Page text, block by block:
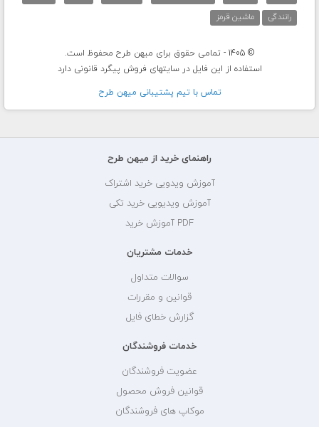
رانندگی
ماشین قرمز
© 1405 - تمامی حقوق برای میهن طرح محفوظ است.
استفاده از این فایل در سایتهای فروش پیگرد قانونی دارد
تماس با تيم پشتيبانی ميهن طرح
راهنمای خرید از میهن طرح
آموزش ویدویی خرید اشتراک
آموزش ویدیویی خرید تکی
PDF آموزش خرید
خدمات مشتریان
سوالات متداول
قوانین و مقررات
گزارش خطای فایل
خدمات فروشندگان
عضویت فروشندگان
قوانین فروش محصول
موکاپ های فروشندگان